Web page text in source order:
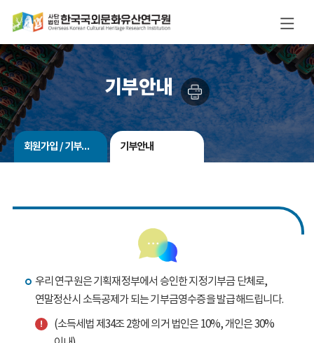
기부안내
회원가입 / 기부참여 기부안내
우리 연구원은 기획재정부에서 승인한 지정기부금 단체로,
연말정산시 소득공제가 되는 기부금영수증을 발급해드립니다.
(소득세법 제34조 2항에 의거 법인은 10%, 개인은 30%